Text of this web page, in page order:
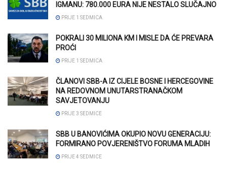
IGMANU: 780.000 EURA NIJE NESTALO SLUČAJNO
PRIJE 1 SEDMICA
POKRALI 30 MILIONA KM I MISLE DA ĆE PREVARA
PROĆI
PRIJE 1 SEDMICA
ČLANOVI SBB-A IZ CIJELE BOSNE I HERCEGOVINE
NA REDOVNOM UNUTARSTRANAČKOM
SAVJETOVANJU
PRIJE 3 SEDMICE
SBB U BANOVIĆIMA OKUPIO NOVU GENERACIJU:
FORMIRANO POVJERENIŠTVO FORUMA MLADIH
PRIJE 4 SEDMICE